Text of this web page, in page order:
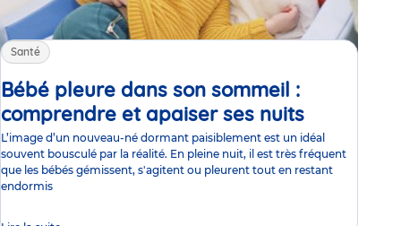
Santé
Bébé pleure dans son sommeil :
comprendre et apaiser ses nuits
L’image d’un nouveau-né dormant paisiblement est un idéal
souvent bousculé par la réalité. En pleine nuit, il est très fréquent
que les bébés gémissent, s'agitent ou pleurent tout en restant
endormis